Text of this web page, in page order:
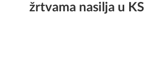
žrtvama nasilja u KS